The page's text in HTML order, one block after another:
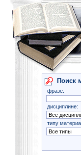
Поиск
фразе:
дисциплине:
типу